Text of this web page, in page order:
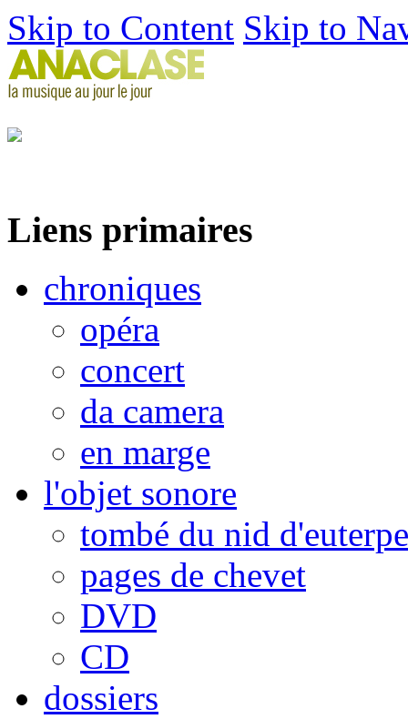
Skip to Content Skip to
Liens primaires
chroniques
opéra
concert
da camera
en marge
l'objet sonore
tombé du nid d'euterpe
pages de chevet
DVD
CD
dossiers